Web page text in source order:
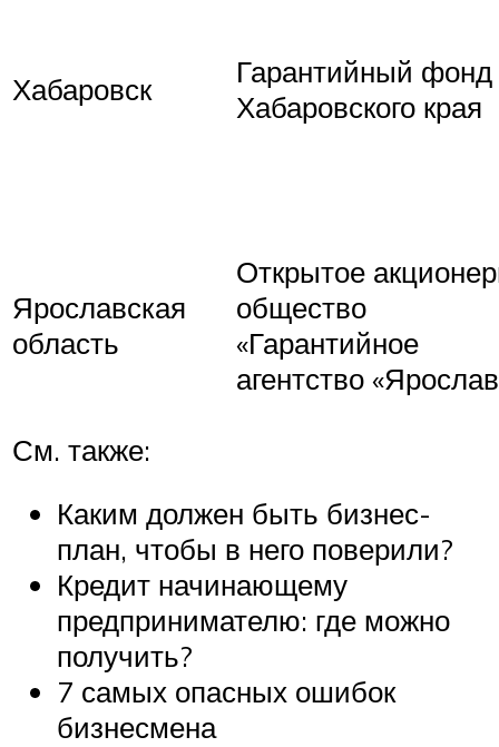
Хабаровск
Гарантийный фонд
Хабаровского края
Ярославская
область
Открытое
общество
«Гарантийное
агентство
См. также:
Каким должен быть бизнес-
план, чтобы в него поверили?
Кредит начинающему
предпринимателю: где можно
получить?
7 самых опасных ошибок
бизнесмена